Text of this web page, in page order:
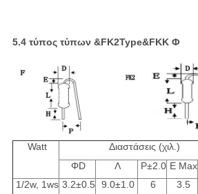
5.4 τύπος τύπων &FK2Type&FKK Φ
Watt
Διαστάσεις (χιλ.)
ΦD
Λ P±2.0 Ε Max
1/2w, 1ws 3.2±0.5 9.0±1.0 6 3.5